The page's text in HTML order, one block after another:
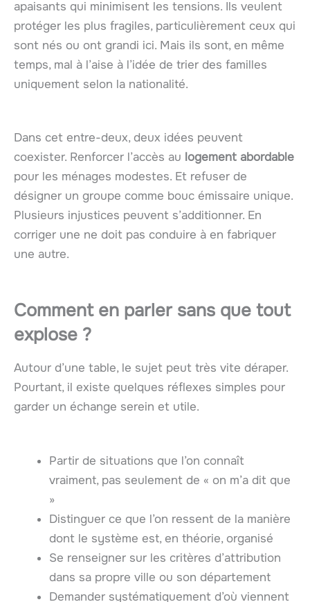
apaisants qui minimisent les tensions. Ils veulent
protéger les plus fragiles, particulièrement ceux qui
sont nés ou ont grandi ici. Mais ils sont, en même
temps, mal à l’aise à l’idée de trier des familles
uniquement selon la nationalité.
Dans cet entre-deux, deux idées peuvent
coexister. Renforcer l’accès au logement abordable
pour les ménages modestes. Et refuser de
désigner un groupe comme bouc émissaire unique.
Plusieurs injustices peuvent s’additionner. En
corriger une ne doit pas conduire à en fabriquer
une autre.
Comment en parler sans que tout
explose ?
Autour d’une table, le sujet peut très vite déraper.
Pourtant, il existe quelques réflexes simples pour
garder un échange serein et utile.
Partir de situations que l’on connaît
vraiment, pas seulement de « on m’a dit que
»
Distinguer ce que l’on ressent de la manière
dont le système est, en théorie, organisé
Se renseigner sur les critères d’attribution
dans sa propre ville ou son département
Demander systématiquement d’où viennent